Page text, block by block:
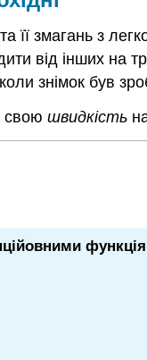
змагань з
від інших на
знімок був
свою швидкість